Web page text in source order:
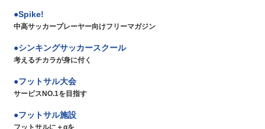
Spike!
中高サッカープレーヤー向けフリーマガジン
シンキングサッカースクール
考えるチカラが身に付く
フットサル大会
サービスNO.1を目指す
フットサル施設
フットサルに＋αを